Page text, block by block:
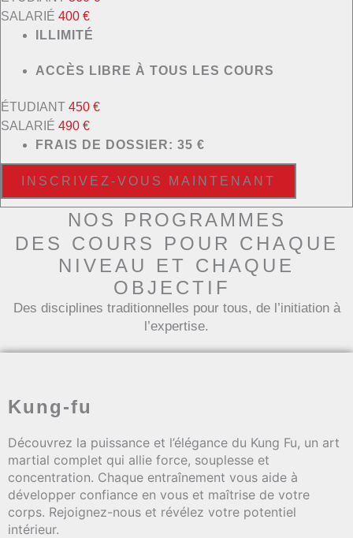
SALARIÉ 400 €
ILLIMITÉ
ACCÈS LIBRE À TOUS LES COURS
ÉTUDIANT 450 €
SALARIÉ 490 €
FRAIS DE DOSSIER: 35 €
INSCRIVEZ-VOUS MAINTENANT
NOS PROGRAMMES
DES COURS POUR CHAQUE
NIVEAU ET CHAQUE
OBJECTIF
Des disciplines traditionnelles pour tous, de l’initiation à
l’expertise.
Kung-fu
Découvrez la puissance et l’élégance du Kung Fu, un art
martial complet qui allie force, souplesse et
concentration. Chaque entraînement vous aide à
développer confiance en vous et maîtrise de votre
corps. Rejoignez-nous et révélez votre potentiel
intérieur.